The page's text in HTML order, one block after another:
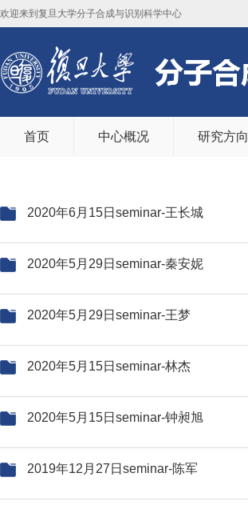
欢迎来到复旦大学分子合成与识别科学中心
首页 中心概况 研究方向
2020年6月15日seminar-王长城
2020年5月29日seminar-秦安妮
2020年5月29日seminar-王梦
2020年5月15日seminar-林杰
2020年5月15日seminar-钟昶旭
2019年12月27日seminar-陈军